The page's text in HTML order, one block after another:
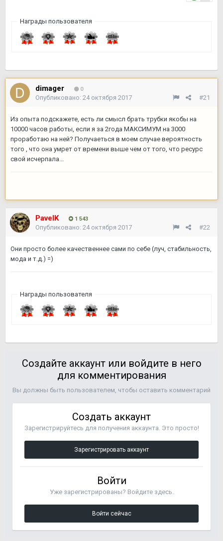
Награды пользователя
dimager 0
#21
Опубликовано: 24 октября 2017
Из опыта подскажете, есть ли смысл брать трубки якобы на
10000 часов работы, если я за 2года МАКСИМУМ на 3000
проработаю на ней? Получаеться в моем случае вероятность
того , что она умрет от времени выше чем от того, что ресурс
свой исчерпала...
PavelK 1 543
#22
Опубликовано: 24 октября 2017
Они просто более качественнее сами по себе (луч, стабильность,
мода и т.д.) =)
Награды пользователя
Создайте аккаунт или войдите в него
для комментирования
Вы должны быть пользователем, чтобы оставить комментарий
Создать аккаунт
Зарегистрируйтесь для получения аккаунта. Это просто!
Зарегистрировать аккаунт
Войти
Уже зарегистрированы? Войдите здесь.
Войти сейчас